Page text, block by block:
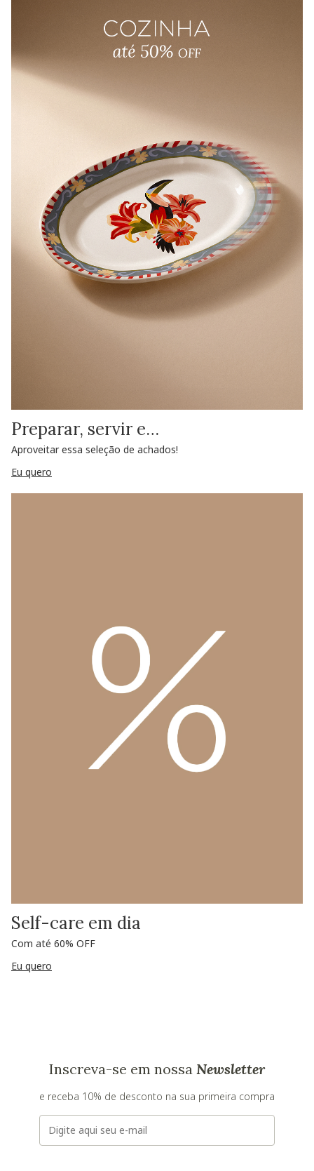
Preparar, servir e…
Aproveitar essa seleção de achados!
Eu quero
Self-care em dia
Com até 60% OFF
Eu quero
Inscreva-se em nossa Newsletter
e receba 10% de desconto na sua primeira compra
E-mail